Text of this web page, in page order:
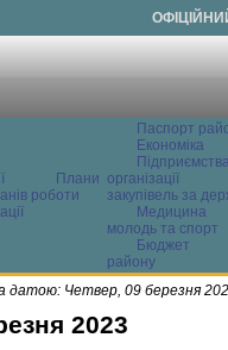
Плани
роботи
Паспорт
Економіка
організації
закупівель за
Медицина
молодь та спорт
Бюджет
району
датою: Четвер, 09 березня
2023